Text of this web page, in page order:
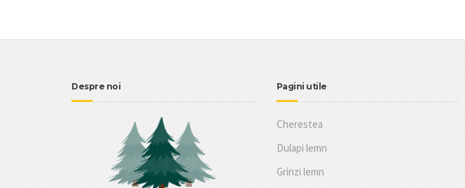
Despre noi Pagini utile
Cherestea
Dulapi lemn
Grinzi lemn